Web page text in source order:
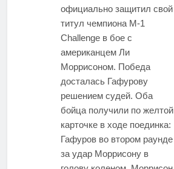
официально защитил свой
титул чемпиона М-1
Challenge в бое с
американцем Ли
Моррисоном. Победа
досталась Гафурову
решением судей. Оба
бойца получили по желтой
карточке в ходе поединка:
Гафуров во втором раунде
за удар Моррисону в